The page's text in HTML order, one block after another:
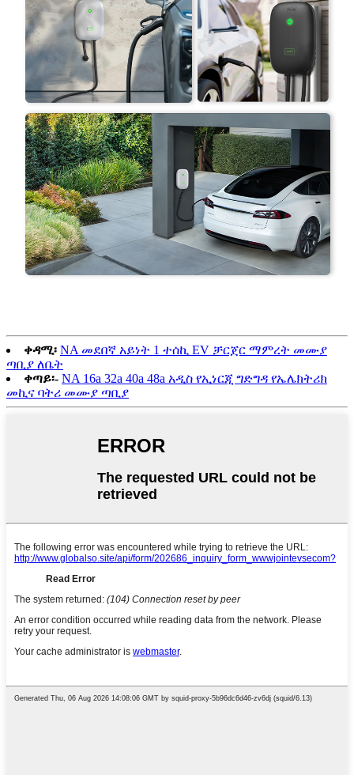
ቀዳሚ፡ NA መደበኛ አይነት 1 ተሰኪ EV ቻርጀር ማምረት መሙያ
ጣቢያ ለቤት
ቀጣይ፡- NA 16a 32a 40a 48a አዲስ የኢነርጂ ግድግዳ የኤሌክትሪክ
መኪና ባትሪ መሙያ ጣቢያ